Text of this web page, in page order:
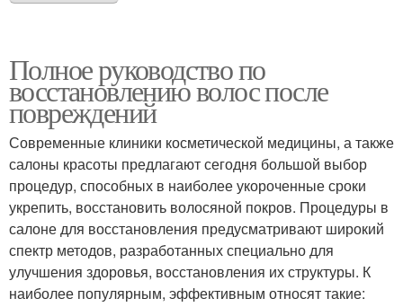
Полное руководство по
восстановлению волос после
повреждений
Современные клиники косметической медицины, а также
салоны красоты предлагают сегодня большой выбор
процедур, способных в наиболее укороченные сроки
укрепить, восстановить волосяной покров. Процедуры в
салоне для восстановления предусматривают широкий
спектр методов, разработанных специально для
улучшения здоровья, восстановления их структуры. К
наиболее популярным, эффективным относят такие: